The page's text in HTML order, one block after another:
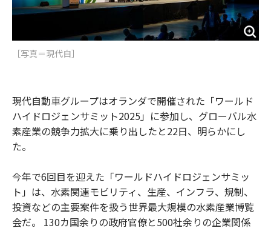
［写真＝現代自］
現代自動車グループはオランダで開催された「ワールド
ハイドロジェンサミット2025」に参加し、グローバル水
素産業の競争力拡大に乗り出したと22日、明らかにし
た。
今年で6回目を迎えた「ワールドハイドロジェンサミッ
ト」は、水素関連モビリティ、生産、インフラ、規制、
投資などの主要案件を扱う世界最大規模の水素産業博覧
会だ。 130カ国余りの政府官僚と500社余りの企業関係